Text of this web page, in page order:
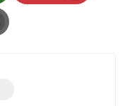
Pinterest